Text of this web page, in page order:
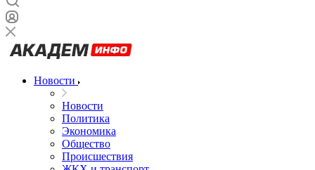
Новости
Новости
Политика
Экономика
Общество
Происшествия